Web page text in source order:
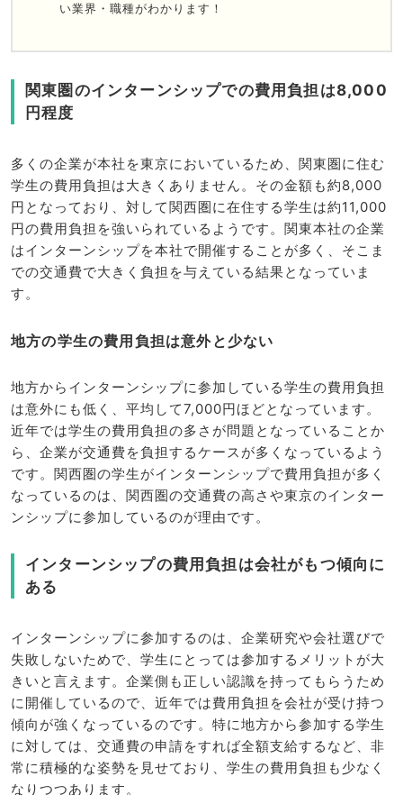
い業界・職種がわかります！
関東圏のインターンシップでの費用負担は8,000
円程度
多くの企業が本社を東京においているため、関東圏に住む
学生の費用負担は大きくありません。その金額も約8,000
円となっており、対して関西圏に在住する学生は約11,000
円の費用負担を強いられているようです。関東本社の企業
はインターンシップを本社で開催することが多く、そこま
での交通費で大きく負担を与えている結果となっていま
す。
地方の学生の費用負担は意外と少ない
地方からインターンシップに参加している学生の費用負担
は意外にも低く、平均して7,000円ほどとなっています。
近年では学生の費用負担の多さが問題となっていることか
ら、企業が交通費を負担するケースが多くなっているよう
です。関西圏の学生がインターンシップで費用負担が多く
なっているのは、関西圏の交通費の高さや東京のインター
ンシップに参加しているのが理由です。
インターンシップの費用負担は会社がもつ傾向に
ある
インターンシップに参加するのは、企業研究や会社選びで
失敗しないためで、学生にとっては参加するメリットが大
きいと言えます。企業側も正しい認識を持ってもらうため
に開催しているので、近年では費用負担を会社が受け持つ
傾向が強くなっているのです。特に地方から参加する学生
に対しては、交通費の申請をすれば全額支給するなど、非
常に積極的な姿勢を見せており、学生の費用負担も少なく
なりつつあります。